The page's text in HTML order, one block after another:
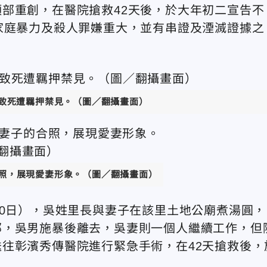
重創，在醫院搶救42天後，於大年初二宣告不
暴力及殺人罪嫌重大，並有串證及湮滅證據之
死遭羈押禁見 。（圖／翻攝畫面）
，展現愛妻形象。 （圖／翻攝畫面）
），吳姓里長與妻子在該里土地公廟煮湯圓，
吳男施暴後離去，吳妻則一個人繼續工作，但
彰濱秀傳醫院進行緊急手術，在42天搶救後，